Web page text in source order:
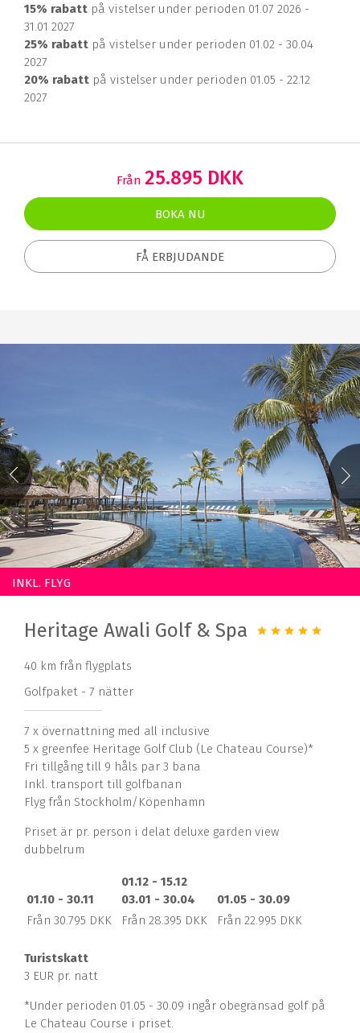
15% rabatt på vistelser under perioden 01.07 2026 -
31.01 2027
25% rabatt på vistelser under perioden 01.02 - 30.04
2027
20% rabatt på vistelser under perioden 01.05 - 22.12
2027
Från 25.895 DKK
BOKA NU
FÅ ERBJUDANDE
INKL. FLYG
Heritage Awali Golf & Spa
40 km från flygplats
Golfpaket - 7 nätter
7 x övernattning med all inclusive
5 x greenfee Heritage Golf Club (Le Chateau Course)*
Fri tillgång till 9 håls par 3 bana
Inkl. transport till golfbanan
Flyg från Stockholm/Köpenhamn
Priset är pr. person i delat deluxe garden view
dubbelrum
01.10 - 30.11
01.12 - 15.12
03.01 - 30.04
01.05 - 30.09
Från 30.795 DKK
Från 28.395 DKK Från 22.995 DKK
Turistskatt
3 EUR pr. natt
*Under perioden 01.05 - 30.09 ingår obegränsad golf på
Le Chateau Course i priset.